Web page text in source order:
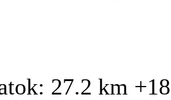
27.2 km